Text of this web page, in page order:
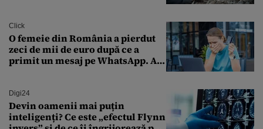
Click
O femeie din România a pierdut
zeci de mii de euro după ce a
primit un mesaj pe WhatsApp. A
Digi24
Devin oamenii mai puțin
inteligenți? Ce este „efectul Flynn